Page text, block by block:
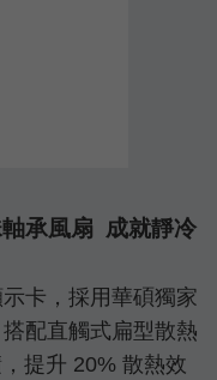
承風扇 成就靜冷
卡，採用華碩獨家
配直觸式扁型散熱
提升 20% 散熱效